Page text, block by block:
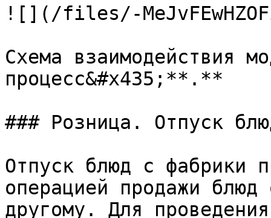
![](/files/-
Схема взаимодействия
процесс&#x435;**.**
### Розница. Отпуск
Отпуск блюд с фабрики
операцией продажи
другому. Для